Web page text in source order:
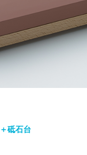
砥石台